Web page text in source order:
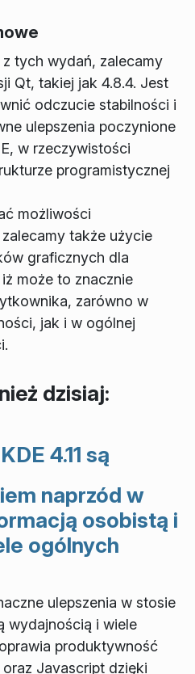
tych wydań, zalecamy
Qt, takiej jak 4.8.4. Jest
odczucie stabilności i
ulepszenia poczynione
w rzeczywistości
programistycznej
możliwości
także użycie
graficznych dla
może to znacznie
zarówno w
jak i w ogólnej
dzisiaj:
4.11 są
naprzód w
osobistą i
ogólnych
ulepszenia w stosie
wydajnością i wiele
produktywność
Javascript dzięki